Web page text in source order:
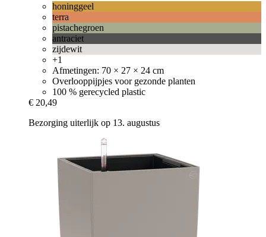
honinggeel
terra
pistachegroen
antraciet
zijdewit
+1
Afmetingen: 70 × 27 × 24 cm
Overlooppijpjes voor gezonde planten
100 % gerecycled plastic
€ 20,49
Bezorging uiterlijk op 13. augustus